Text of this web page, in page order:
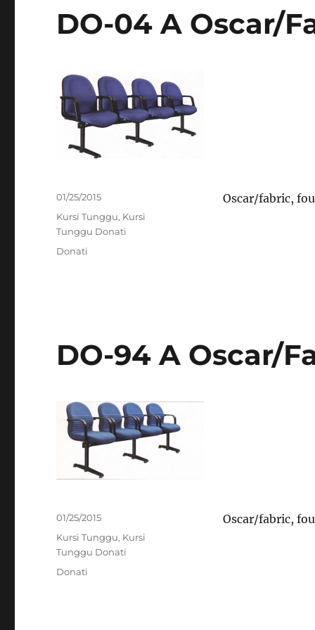
DO-04 A Oscar/
Oscar/fabric,
Posted
01/25/2015
Categories
Kursi Tunggu, Kursi
Tunggu Donati
Tags
Donati
DO-94 A Oscar/
Oscar/fabric,
Posted
01/25/2015
Categories
Kursi Tunggu, Kursi
Tunggu Donati
Tags
Donati